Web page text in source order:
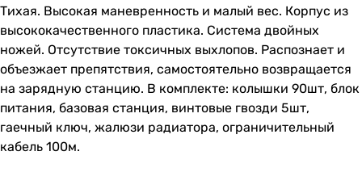
Тихая. Высокая маневренность и малый вес. Корпус из
высококачественного пластика. Система двойных
ножей. Отсутствие токсичных выхлопов. Распознает и
объезжает препятствия, самостоятельно возвращается
на зарядную станцию. В комплекте: колышки 90шт, блок
питания, базовая станция, винтовые гвозди 5шт,
гаечный ключ, жалюзи радиатора, ограничительный
кабель 100м.